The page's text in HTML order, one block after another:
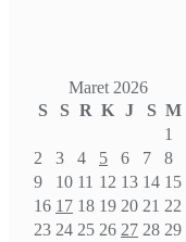
Maret 2026
S
S R K J S M
1
2
3 4 5 6 7
8
9
10 11 12 13 14 15
16 17 18 19 20 21 22
23 24 25 26 27 28 29